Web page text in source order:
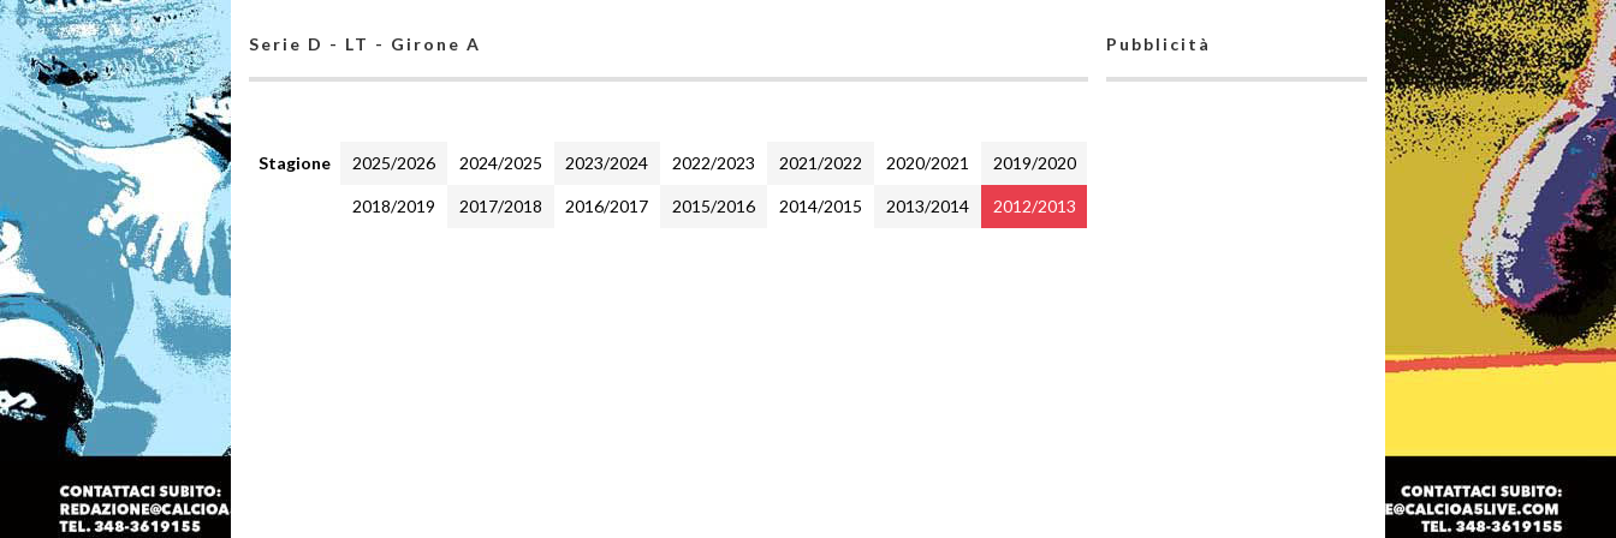
Serie D - LT - Girone A
Stagione 2025/2026 2024/2025 2023/2024 2022/2023 2021/2022 2020/2021 2019/2020
2018/2019 2017/2018 2016/2017 2015/2016 2014/2015 2013/2014 2012/2013
Pubblicità